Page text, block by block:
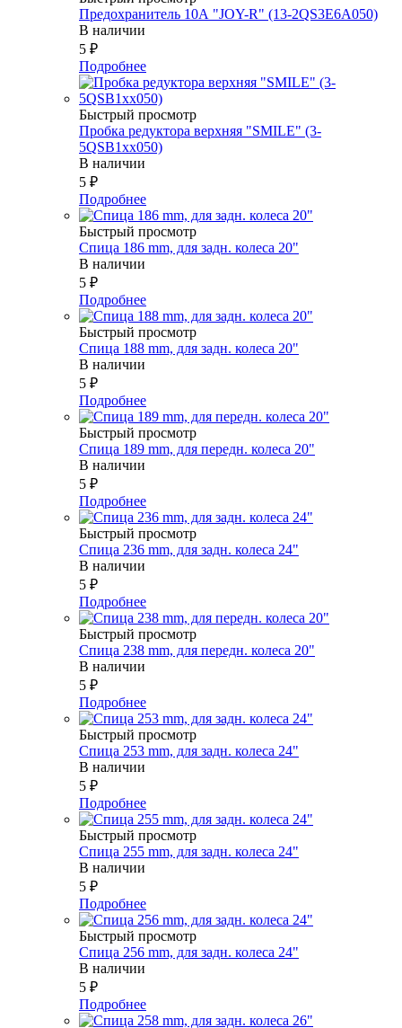
Предохранитель 10А "JOY-R" (13-2QS3E6A050)
В наличии
5 ₽
Подробнее
Быстрый просмотр
Пробка редуктора верхняя "SMILE" (3-
5QSB1xx050)
В наличии
5 ₽
Подробнее
Быстрый просмотр
Спица 186 mm, для задн. колеса 20"
В наличии
5 ₽
Подробнее
Быстрый просмотр
Спица 188 mm, для задн. колеса 20"
В наличии
5 ₽
Подробнее
Быстрый просмотр
Спица 189 mm, для передн. колеса 20"
В наличии
5 ₽
Подробнее
Быстрый просмотр
Спица 236 mm, для задн. колеса 24"
В наличии
5 ₽
Подробнее
Быстрый просмотр
Спица 238 mm, для передн. колеса 20"
В наличии
5 ₽
Подробнее
Быстрый просмотр
Спица 253 mm, для задн. колеса 24"
В наличии
5 ₽
Подробнее
Быстрый просмотр
Спица 255 mm, для задн. колеса 24"
В наличии
5 ₽
Подробнее
Быстрый просмотр
Спица 256 mm, для задн. колеса 24"
В наличии
5 ₽
Подробнее